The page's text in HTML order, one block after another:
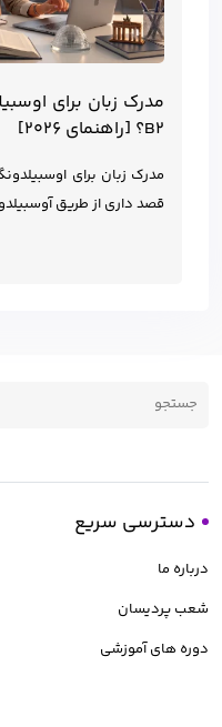
B2؟ [راهنمای ۲۰۲۶]
مدرک زبان برای
قصد داری از طریق
دسترسی سریع
درباره ما
شعب پردیسان
دوره های آموزشی